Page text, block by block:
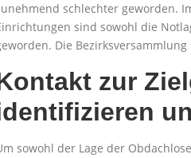
schlechter geworden.
sind sowohl die
Die
zur
sowohl der Lage der